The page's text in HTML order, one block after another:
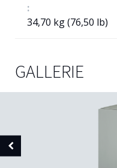
:
34,70 kg (76,50 lb)
GALLERIE